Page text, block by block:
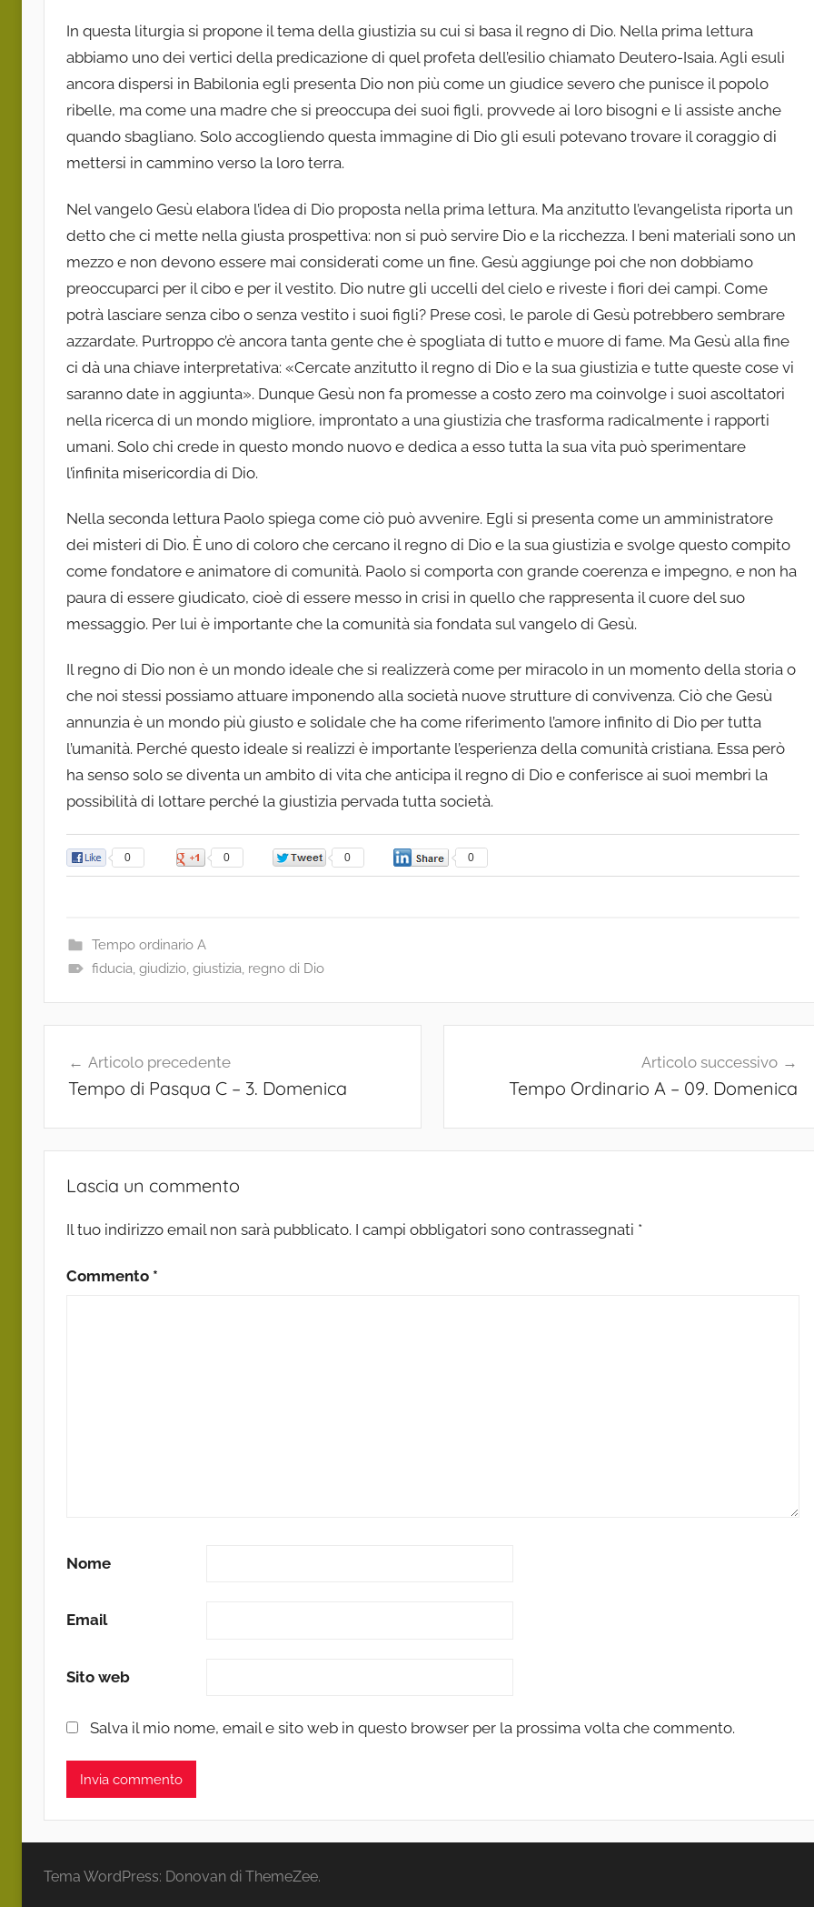
In questa liturgia si propone il tema della giustizia su cui si basa il regno di Dio. Nella prima lettura
abbiamo uno dei vertici della predicazione di quel profeta dell’esilio chiamato Deutero-Isaia. Agli esuli
ancora dispersi in Babilonia egli presenta Dio non più come un giudice severo che punisce il popolo
ribelle, ma come una madre che si preoccupa dei suoi figli, provvede ai loro bisogni e li assiste anche
quando sbagliano. Solo accogliendo questa immagine di Dio gli esuli potevano trovare il coraggio di
mettersi in cammino verso la loro terra.
Nel vangelo Gesù elabora l’idea di Dio proposta nella prima lettura. Ma anzitutto l’evangelista riporta un
detto che ci mette nella giusta prospettiva: non si può servire Dio e la ricchezza. I beni materiali sono un
mezzo e non devono essere mai considerati come un fine. Gesù aggiunge poi che non dobbiamo
preoccuparci per il cibo e per il vestito. Dio nutre gli uccelli del cielo e riveste i fiori dei campi. Come
potrà lasciare senza cibo o senza vestito i suoi figli? Prese così, le parole di Gesù potrebbero sembrare
azzardate. Purtroppo c’è ancora tanta gente che è spogliata di tutto e muore di fame. Ma Gesù alla fine
ci dà una chiave interpretativa: «Cercate anzitutto il regno di Dio e la sua giustizia e tutte queste cose vi
saranno date in aggiunta». Dunque Gesù non fa promesse a costo zero ma coinvolge i suoi ascoltatori
nella ricerca di un mondo migliore, improntato a una giustizia che trasforma radicalmente i rapporti
umani. Solo chi crede in questo mondo nuovo e dedica a esso tutta la sua vita può sperimentare
l’infinita misericordia di Dio.
Nella seconda lettura Paolo spiega come ciò può avvenire. Egli si presenta come un amministratore
dei misteri di Dio. È uno di coloro che cercano il regno di Dio e la sua giustizia e svolge questo compito
come fondatore e animatore di comunità. Paolo si comporta con grande coerenza e impegno, e non ha
paura di essere giudicato, cioè di essere messo in crisi in quello che rappresenta il cuore del suo
messaggio. Per lui è importante che la comunità sia fondata sul vangelo di Gesù.
Il regno di Dio non è un mondo ideale che si realizzerà come per miracolo in un momento della storia o
che noi stessi possiamo attuare imponendo alla società nuove strutture di convivenza. Ciò che Gesù
annunzia è un mondo più giusto e solidale che ha come riferimento l’amore infinito di Dio per tutta
l’umanità. Perché questo ideale si realizzi è importante l’esperienza della comunità cristiana. Essa però
ha senso solo se diventa un ambito di vita che anticipa il regno di Dio e conferisce ai suoi membri la
possibilità di lottare perché la giustizia pervada tutta società.
0 0 0 0
Tempo ordinario A
fiducia, giudizio, giustizia, regno di Dio
articoliArticolo precedente
Tempo di Pasqua C – 3. Domenica
Articolo successivo
Tempo Ordinario A – 09. Domenica
Lascia un commento
Il tuo indirizzo email non sarà pubblicato. I campi obbligatori sono contrassegnati *
Commento *
Nome
Email
Sito web
Salva il mio nome, email e sito web in questo browser per la prossima volta che commento.
Tema WordPress: Donovan di ThemeZee.